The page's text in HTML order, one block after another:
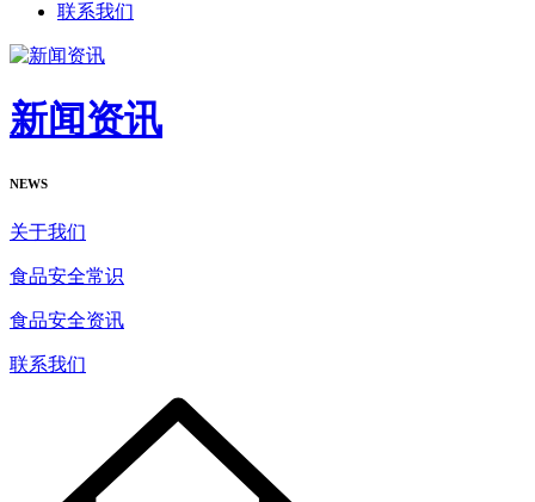
联系我们
新闻资讯
NEWS
关于我们
食品安全常识
食品安全资讯
联系我们